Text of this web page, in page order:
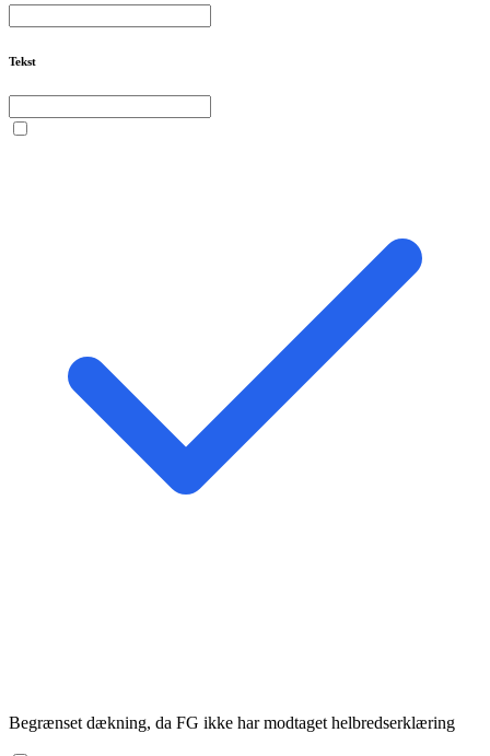
Tekst
Begrænset dækning, da FG ikke har modtaget helbredserklæring